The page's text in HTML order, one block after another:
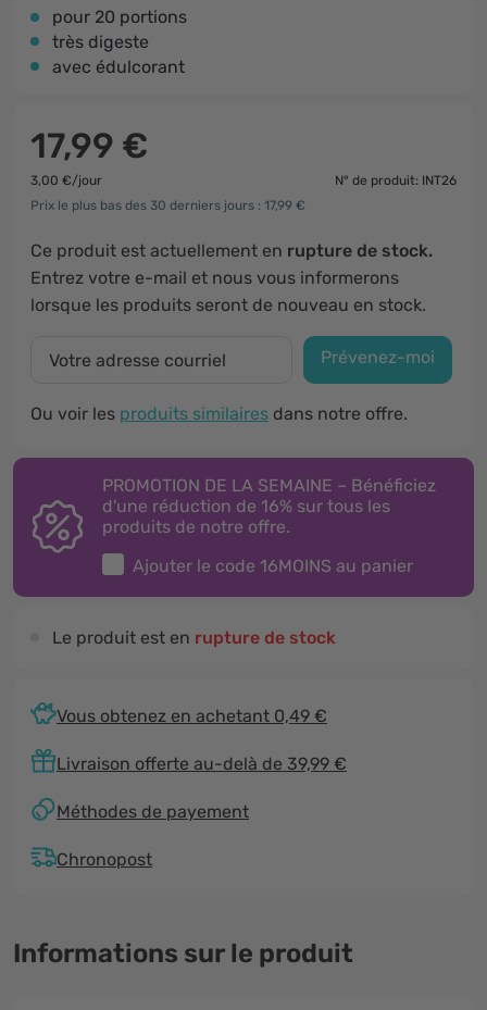
pour 20 portions
très digeste
avec édulcorant
17,99 €
3,00 €/jour
N° de produit: INT26
Prix le plus bas des 30 derniers jours : 17,99 €
Ce produit est actuellement en rupture de stock.
Entrez votre e-mail et nous vous informerons
lorsque les produits seront de nouveau en stock.
Prévenez-moi
Ou voir les produits similaires dans notre offre.
PROMOTION DE LA SEMAINE – Bénéficiez
d'une réduction de 16% sur tous les
produits de notre offre.
Ajouter le code 16MOINS au panier
Le produit est en rupture de stock
Vous obtenez en achetant 0,49 €
Livraison offerte au-delà de 39,99 €
Méthodes de payement
Chronopost
Informations sur le produit